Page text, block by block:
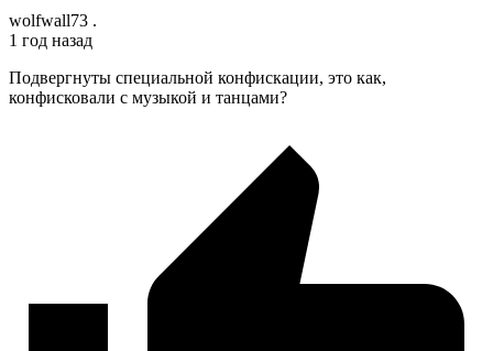
wolfwall73 .
1 год назад
Подвергнуты специальной конфискации, это как,
конфисковали с музыкой и танцами?